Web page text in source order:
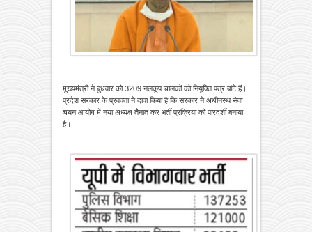
मुख्यमंत्री ने बुधवार को 3209 नलकूप चालकों को नियुक्ति पत्र बांटे हैं।
प्रदेश सरकार के प्रवक्ता ने दावा किया है कि सरकार ने अधीनस्थ सेवा
चयन आयोग में नया अध्यक्ष तैनात कर भर्ती प्रक्रिया को पारदर्शी बनाया
है।